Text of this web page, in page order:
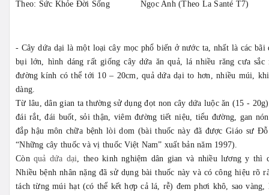
Theo: Sức Khỏe Đời Sống Ngọc Anh (Theo La Santé T7)
- Cây dứa dại là một loại cây mọc phổ biến ở nước ta, nhất là các bãi
bụi lớn, hình dáng rất giống cây dứa ăn quả, lá nhiều răng cưa
đường kính có thể tới 10 – 20cm, quả dứa dại to hơn, nhiều múi,
dàng.
Từ lâu, dân gian ta thường sử dụng đọt non cây dứa luộc ăn (15 -
đái rắt, đái buốt, sỏi thận, viêm đường tiết niệu, tiểu đường, gan
đắp hậu môn chữa bệnh lòi dom (bài thuốc này đã được Giáo sư
“Những cây thuốc và vị thuốc Việt Nam” xuất bản năm 1997).
Còn quả dứa dại, theo kinh nghiệm dân gian và nhiều lương y thì
Nhiều bệnh nhân nặng đã sử dụng bài thuốc này và có công hiệu rõ
tách từng múi hạt (có thể kết hợp cả lá, rễ) đem phơi khô, sao